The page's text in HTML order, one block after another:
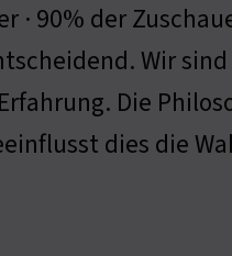
90% der
Wir
Die
dies die